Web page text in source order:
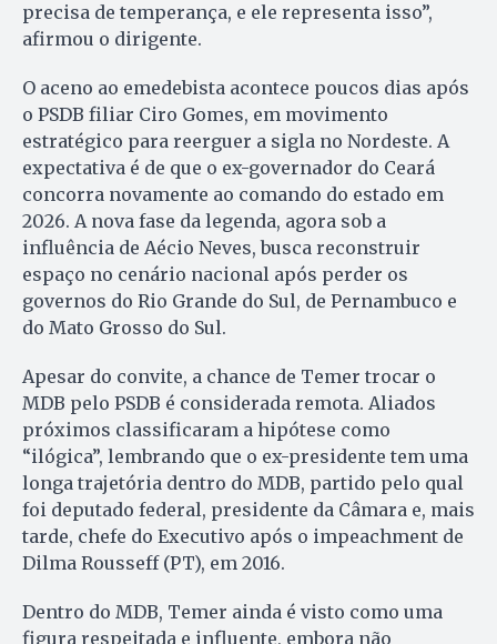
precisa de temperança, e ele representa isso”,
afirmou o dirigente.
O aceno ao emedebista acontece poucos dias após
o PSDB filiar Ciro Gomes, em movimento
estratégico para reerguer a sigla no Nordeste. A
expectativa é de que o ex-governador do Ceará
concorra novamente ao comando do estado em
2026. A nova fase da legenda, agora sob a
influência de Aécio Neves, busca reconstruir
espaço no cenário nacional após perder os
governos do Rio Grande do Sul, de Pernambuco e
do Mato Grosso do Sul.
Apesar do convite, a chance de Temer trocar o
MDB pelo PSDB é considerada remota. Aliados
próximos classificaram a hipótese como
“ilógica”, lembrando que o ex-presidente tem uma
longa trajetória dentro do MDB, partido pelo qual
foi deputado federal, presidente da Câmara e, mais
tarde, chefe do Executivo após o impeachment de
Dilma Rousseff (PT), em 2016.
Dentro do MDB, Temer ainda é visto como uma
figura respeitada e influente, embora não